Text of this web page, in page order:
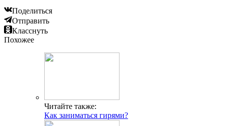
Поделиться
Отправить
Класснуть
Похожее
Читайте также:
Как заниматься гирями?